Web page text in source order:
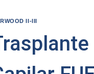
II-III